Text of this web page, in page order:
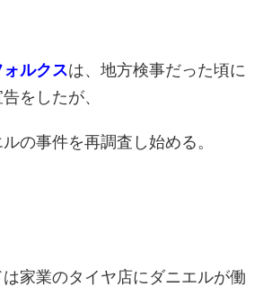
ォルクスは、地方検事だった頃に
をしたが、
の事件を再調査し始める。
家業のタイヤ店にダニエルが働